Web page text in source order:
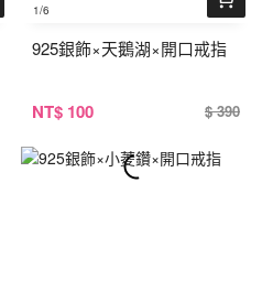
1/6
925銀飾×天鵝湖×開口戒指
NT$ 100 $ 390